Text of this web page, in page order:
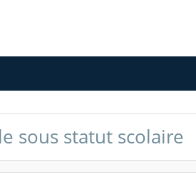
sous statut scolaire